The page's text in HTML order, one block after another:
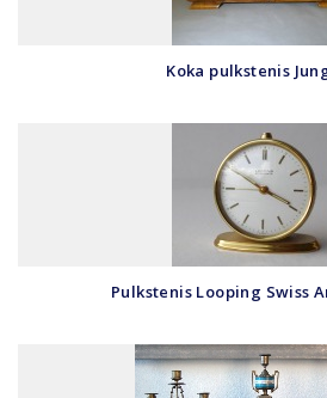
Koka pulkstenis
Pulkstenis Looping Swiss